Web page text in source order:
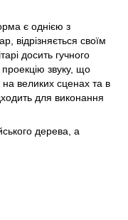
є однією з
відрізняється своїм
досить гучного
проекцію звуку, що
на великих сценах та в
для виконання
дерева, а